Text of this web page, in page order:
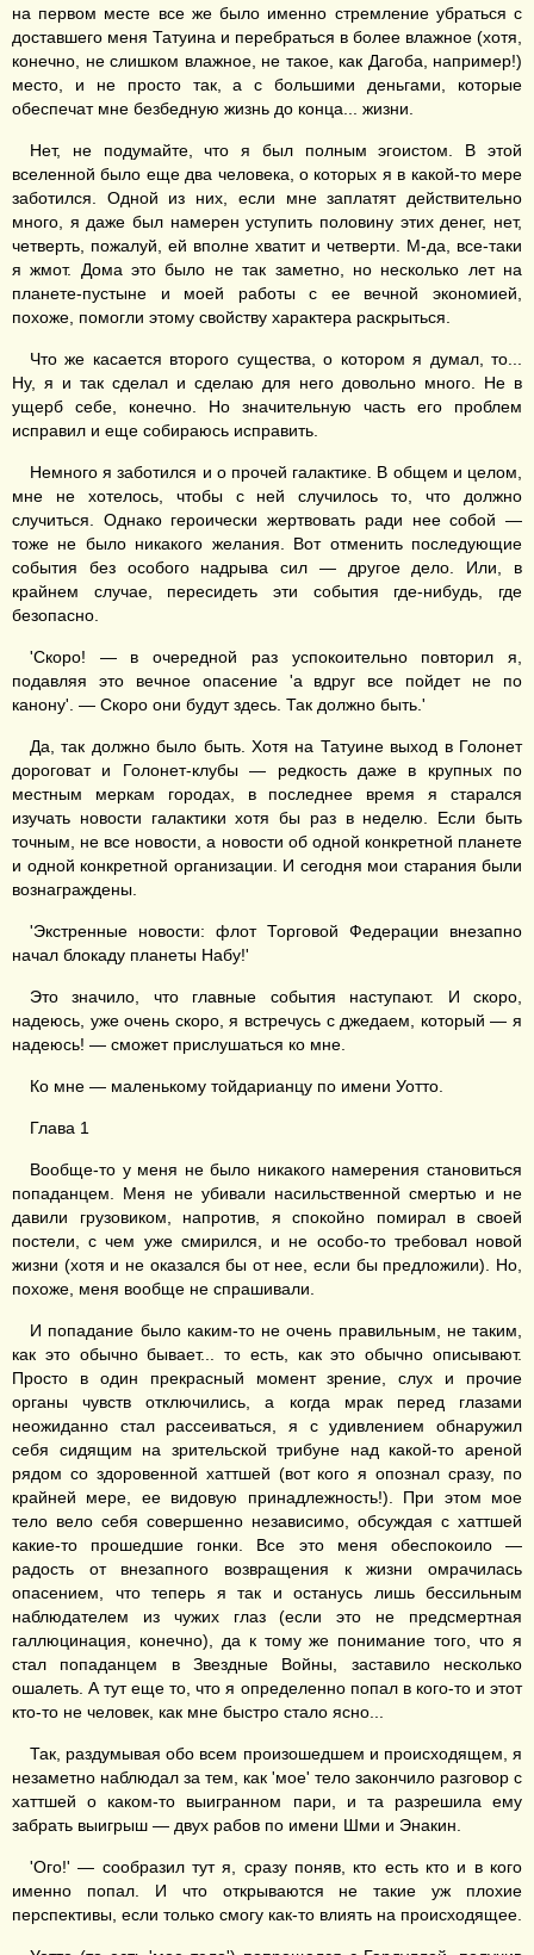
на первом месте все же было именно стремление убраться с
доставшего меня Татуина и перебраться в более влажное (хотя,
конечно, не слишком влажное, не такое, как Дагоба, например!)
место, и не просто так, а с большими деньгами, которые
обеспечат мне безбедную жизнь до конца... жизни.
Нет, не подумайте, что я был полным эгоистом. В этой
вселенной было еще два человека, о которых я в какой-то мере
заботился. Одной из них, если мне заплатят действительно
много, я даже был намерен уступить половину этих денег, нет,
четверть, пожалуй, ей вполне хватит и четверти. М-да, все-таки
я жмот. Дома это было не так заметно, но несколько лет на
планете-пустыне и моей работы с ее вечной экономией,
похоже, помогли этому свойству характера раскрыться.
Что же касается второго существа, о котором я думал, то...
Ну, я и так сделал и сделаю для него довольно много. Не в
ущерб себе, конечно. Но значительную часть его проблем
исправил и еще собираюсь исправить.
Немного я заботился и о прочей галактике. В общем и целом,
мне не хотелось, чтобы с ней случилось то, что должно
случиться. Однако героически жертвовать ради нее собой —
тоже не было никакого желания. Вот отменить последующие
события без особого надрыва сил — другое дело. Или, в
крайнем случае, пересидеть эти события где-нибудь, где
безопасно.
'Скоро! — в очередной раз успокоительно повторил я,
подавляя это вечное опасение 'а вдруг все пойдет не по
канону'. — Скоро они будут здесь. Так должно быть.'
Да, так должно было быть. Хотя на Татуине выход в Голонет
дороговат и Голонет-клубы — редкость даже в крупных по
местным меркам городах, в последнее время я старался
изучать новости галактики хотя бы раз в неделю. Если быть
точным, не все новости, а новости об одной конкретной планете
и одной конкретной организации. И сегодня мои старания были
вознаграждены.
'Экстренные новости: флот Торговой Федерации внезапно
начал блокаду планеты Набу!'
Это значило, что главные события наступают. И скоро,
надеюсь, уже очень скоро, я встречусь с джедаем, который — я
надеюсь! — сможет прислушаться ко мне.
Ко мне — маленькому тойдарианцу по имени Уотто.
Глава 1
Вообще-то у меня не было никакого намерения становиться
попаданцем. Меня не убивали насильственной смертью и не
давили грузовиком, напротив, я спокойно помирал в своей
постели, с чем уже смирился, и не особо-то требовал новой
жизни (хотя и не оказался бы от нее, если бы предложили). Но,
похоже, меня вообще не спрашивали.
И попадание было каким-то не очень правильным, не таким,
как это обычно бывает... то есть, как это обычно описывают.
Просто в один прекрасный момент зрение, слух и прочие
органы чувств отключились, а когда мрак перед глазами
неожиданно стал рассеиваться, я с удивлением обнаружил
себя сидящим на зрительской трибуне над какой-то ареной
рядом со здоровенной хаттшей (вот кого я опознал сразу, по
крайней мере, ее видовую принадлежность!). При этом мое
тело вело себя совершенно независимо, обсуждая с хаттшей
какие-то прошедшие гонки. Все это меня обеспокоило —
радость от внезапного возвращения к жизни омрачилась
опасением, что теперь я так и останусь лишь бессильным
наблюдателем из чужих глаз (если это не предсмертная
галлюцинация, конечно), да к тому же понимание того, что я
стал попаданцем в Звездные Войны, заставило несколько
ошалеть. А тут еще то, что я определенно попал в кого-то и этот
кто-то не человек, как мне быстро стало ясно...
Так, раздумывая обо всем произошедшем и происходящем, я
незаметно наблюдал за тем, как 'мое' тело закончило разговор с
хаттшей о каком-то выигранном пари, и та разрешила ему
забрать выигрыш — двух рабов по имени Шми и Энакин.
'Ого!' — сообразил тут я, сразу поняв, кто есть кто и в кого
именно попал. И что открываются не такие уж плохие
перспективы, если только смогу как-то влиять на происходящее.